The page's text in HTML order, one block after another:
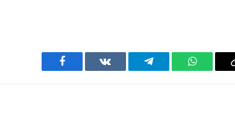
Facebook VKontakteTelegram